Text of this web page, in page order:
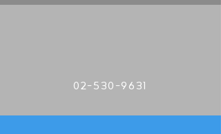
02-530-9631